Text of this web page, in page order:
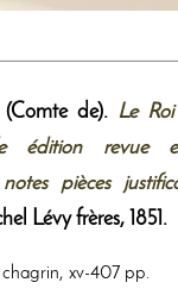
de). Le
édition revue
pièces
Lévy frères, 1851 .
xv-407 pp.